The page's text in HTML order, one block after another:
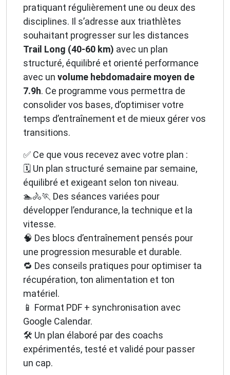
pratiquant régulièrement une ou deux des
disciplines. Il s’adresse aux triathlètes
souhaitant progresser sur les distances
Trail Long (40-60 km) avec un plan
structuré, équilibré et orienté performance
avec un volume hebdomadaire moyen de
7.9h. Ce programme vous permettra de
consolider vos bases, d’optimiser votre
temps d’entraînement et de mieux gérer vos
transitions.
✅ Ce que vous recevez avec votre plan :
🗓️ Un plan structuré semaine par semaine,
équilibré et exigeant selon ton niveau.
🏊🚴🏃 Des séances variées pour
développer l’endurance, la technique et la
vitesse.
🧠 Des blocs d’entraînement pensés pour
une progression mesurable et durable.
🔁 Des conseils pratiques pour optimiser ta
récupération, ton alimentation et ton
matériel.
📱 Format PDF + synchronisation avec
Google Calendar.
🛠️ Un plan élaboré par des coachs
expérimentés, testé et validé pour passer
un cap.